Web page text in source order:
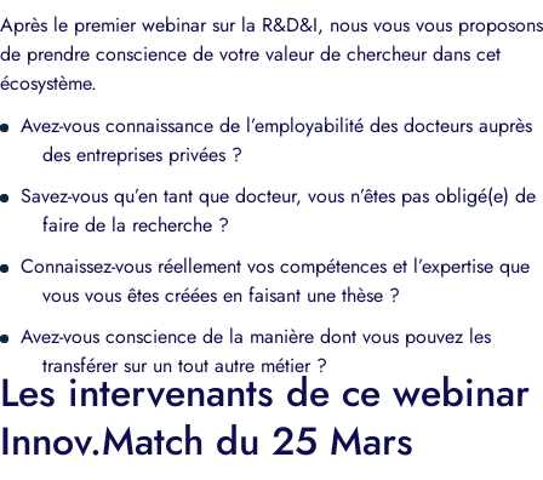
Après le premier webinar sur la R&D&I, nous vous vous proposons
de prendre conscience de votre valeur de chercheur dans cet
écosystème.
Avez-vous connaissance de l’employabilité des docteurs auprès
des entreprises privées ?
Savez-vous qu’en tant que docteur, vous n’êtes pas obligé(e) de
faire de la recherche ?
Connaissez-vous réellement vos compétences et l’expertise que
vous vous êtes créées en faisant une thèse ?
Avez-vous conscience de la manière dont vous pouvez les
transférer sur un tout autre métier ?
Les intervenants de ce webinar
Innov.Match du 25 Mars